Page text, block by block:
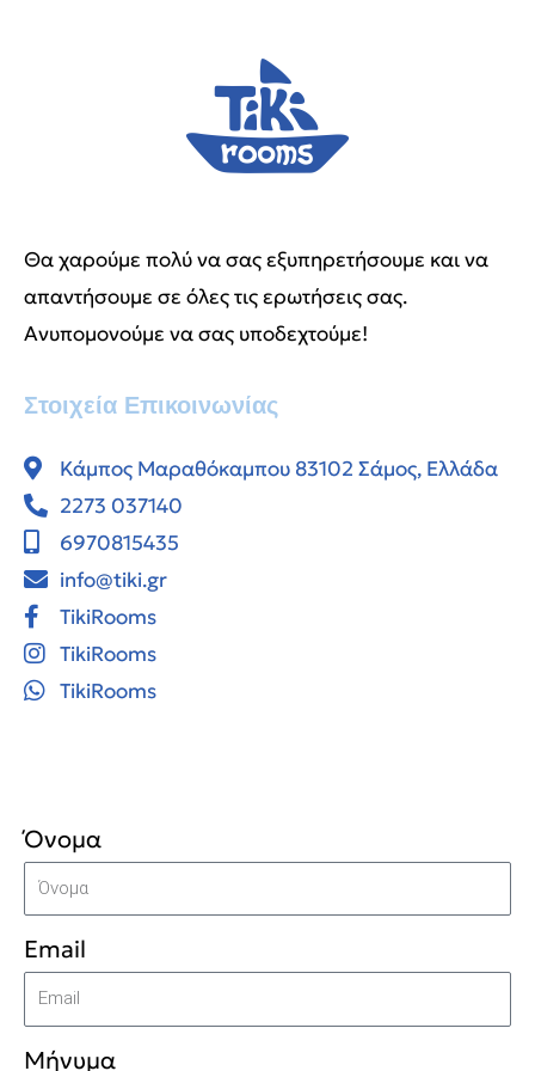
Θα χαρούμε πολύ να σας εξυπηρετήσουμε και να
απαντήσουμε σε όλες τις ερωτήσεις σας.
Ανυπομονούμε να σας υποδεχτούμε!
Στοιχεία Επικοινωνίας
Κάμπος Μαραθόκαμπου 83102 Σάμος, Ελλάδα
2273 037140
6970815435
info@tiki.gr
TikiRooms
TikiRooms
TikiRooms
Όνομα
Email
Μήνυμα